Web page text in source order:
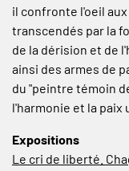
il confronte l'oeil
transcendés par la
de la dérision et de
ainsi des armes de
du "peintre témoin
l'harmonie et la paix
Expositions
Le cri de liberté.